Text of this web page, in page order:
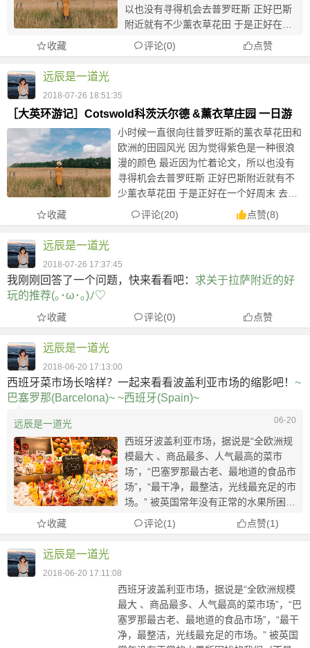
以也没有寻得机会去普罗旺斯 正好巴斯
附近就有不少薰衣草花田 于是正好在一
个好周末 去那儿看看 薰衣草花田位于科
茨沃尔德，是英格兰西部一个区域的统
收藏 评论(0) 点赞
远辰是一道光
2018-07-26 18:51:35
［大英环游记］Cotswold科茨沃尔德 &薰衣草庄园 一日游
小时候一直很向往普罗旺斯的薰衣草花田和
欧洲的田园风光 因为觉得紫色是一种很浪
漫的颜色 最近因为忙着论文，所以也没有
寻得机会去普罗旺斯 正好巴斯附近就有不
少薰衣草花田 于是正好在一个好周末 去那
儿看看 薰衣草花田位于科茨沃尔德，是英
格兰西部一个区域的统称。 这里完美地保
收藏 评论(20) 点赞(8)
远辰是一道光
2018-07-26 17:37:45
我刚刚回答了一个问题，快来看看吧： 求关于拉萨附近的好
玩的推荐(｡･ω･｡)ﾉ♡
收藏 评论(0) 点赞
远辰是一道光
2018-06-20 17:13:00
西班牙菜市场长啥样？一起来看看波盖利亚市场的缩影吧！ ~
巴塞罗那(Barcelona)~ ~西班牙(Spain)~
远辰是一道光
西班牙波盖利亚市场，据说是“全欧洲规
模最大 、商品最多、人气最高的菜市
场”，“巴塞罗那最古老、最地道的食品市
场”，“最干净，最整洁，光线最充足的市
场。” 被英国常年没有正常的水果所困扰
的我们（不是种类少就是不甜）决定要
拜访一下这个世界闻名的“菜市场”。 不
06-20
收藏 评论(1) 点赞(1)
远辰是一道光
2018-06-20 17:11:08
西班牙波盖利亚市场，据说是“全欧洲规模
最大 、商品最多、人气最高的菜市场”，“巴
塞罗那最古老、最地道的食品市场”，“最干
净，最整洁，光线最充足的市场。” 被英国